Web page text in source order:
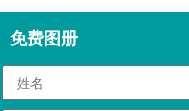
免费图册